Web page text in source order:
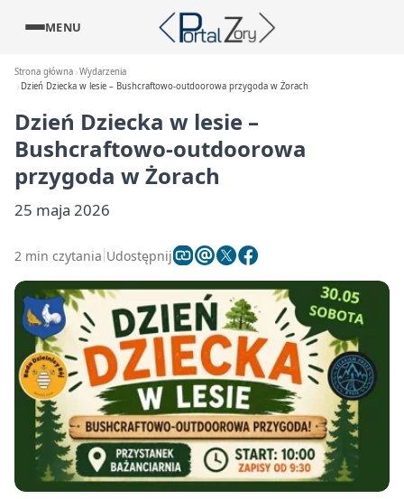
MENU
Strona główna Wydarzenia
Dzień Dziecka w lesie – Bushcraftowo-outdoorowa przygoda w Żorach
Dzień Dziecka w lesie –
Bushcraftowo-outdoorowa
przygoda w Żorach
25 maja 2026
2 min czytania Udostępnij